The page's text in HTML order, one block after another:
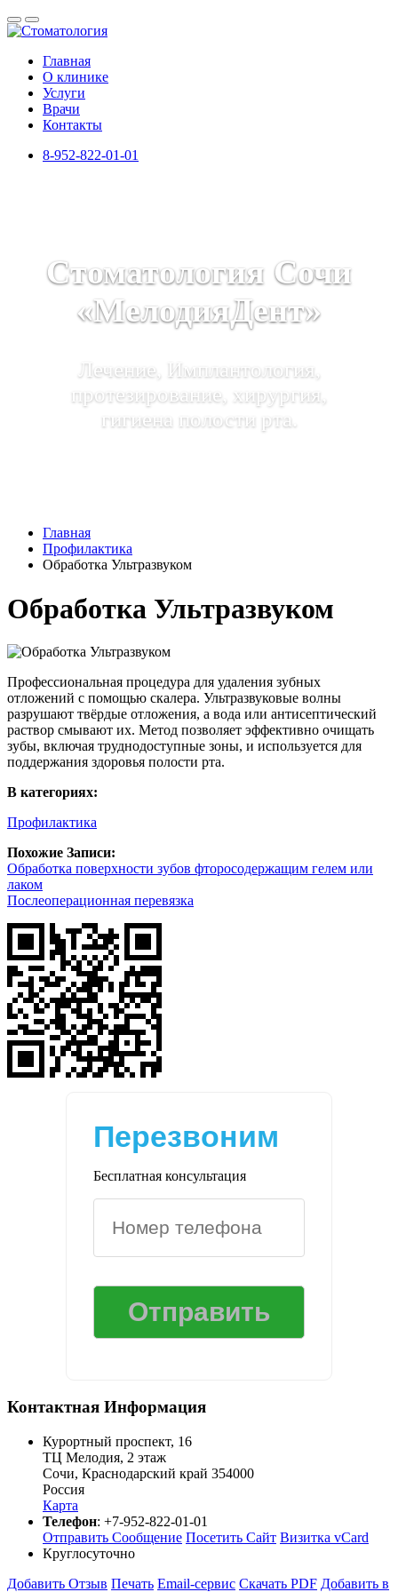
Главная
О клинике
Услуги
Врачи
Контакты
8-952-822-01-01
Стоматология Сочи
«МелодияДент»
Лечение, Имплантология,
протезирование, хирургия,
гигиена полости рта.
Главная
Профилактика
Обработка Ультразвуком
Обработка Ультразвуком
Профессиональная процедура для удаления зубных
отложений с помощью скалера. Ультразвуковые волны
разрушают твёрдые отложения, а вода или антисептический
раствор смывают их. Метод позволяет эффективно очищать
зубы, включая труднодоступные зоны, и используется для
поддержания здоровья полости рта.
В категориях:
Профилактика
Похожие Записи:
Обработка поверхности зубов фторосодержащим гелем или
лаком
Послеоперационная перевязка
Перезвоним
Бесплатная консультация
Контактная Информация
Курортный проспект, 16
ТЦ Мелодия, 2 этаж
Сочи, Краснодарский край 354000
Россия
Карта
Телефон: +7-952-822-01-01
Отправить Сообщение Посетить Сайт Визитка vCard
Круглосуточно
Добавить Отзыв Печать Email-сервис Скачать PDF Добавить в